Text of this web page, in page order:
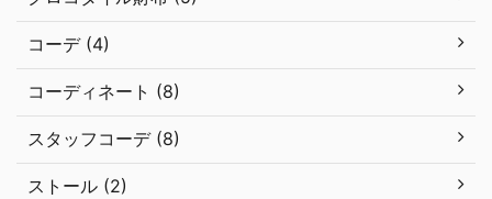
コーデ (4)
コーディネート (8)
スタッフコーデ (8)
ストール (2)